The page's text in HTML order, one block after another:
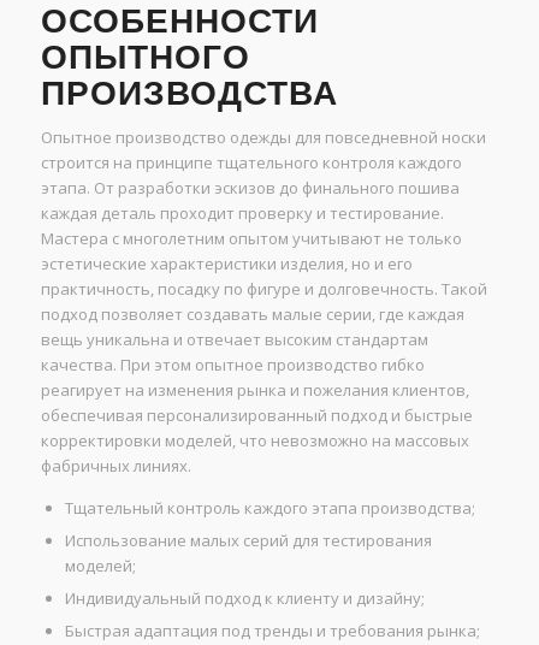
ОСОБЕННОСТИ
ОПЫТНОГО
ПРОИЗВОДСТВА
Опытное производство одежды для повседневной носки
строится на принципе тщательного контроля каждого
этапа. От разработки эскизов до финального пошива
каждая деталь проходит проверку и тестирование.
Мастера с многолетним опытом учитывают не только
эстетические характеристики изделия, но и его
практичность, посадку по фигуре и долговечность. Такой
подход позволяет создавать малые серии, где каждая
вещь уникальна и отвечает высоким стандартам
качества. При этом опытное производство гибко
реагирует на изменения рынка и пожелания клиентов,
обеспечивая персонализированный подход и быстрые
корректировки моделей, что невозможно на массовых
фабричных линиях.
Тщательный контроль каждого этапа производства;
Использование малых серий для тестирования
моделей;
Индивидуальный подход к клиенту и дизайну;
Быстрая адаптация под тренды и требования рынка;